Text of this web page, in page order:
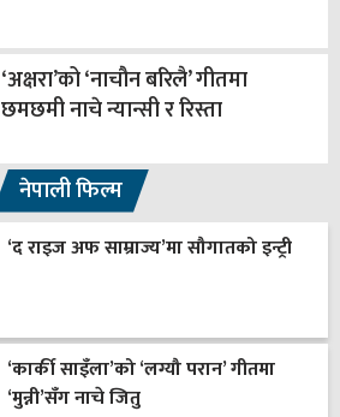
‘अक्षरा’को ‘नाचौन बरिलै’ गीतमा
छमछमी नाचे न्यान्सी र रिस्ता
नेपाली फिल्म
‘द राइज अफ साम्राज्य’मा सौगातको इन्ट्री
‘कार्की साइँला’को ‘लग्यौ परान’ गीतमा
‘मुन्नी’सँग नाचे जितु